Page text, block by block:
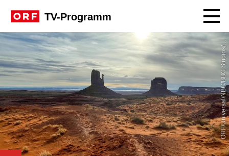
TV-Programm
O
R
F
/
U
n
i
v
e
r
s
a
l
/
N
B
C
/
B
B
C
S
t
u
d
i
o
s
/
S
t
e
v
e
C
o
l
e